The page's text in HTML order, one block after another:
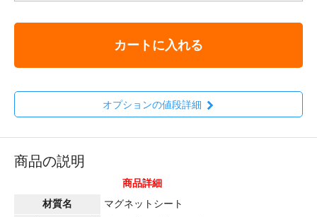
カートに入れる
オプションの値段詳細
商品の説明
商品詳細
材質名
マグネットシート